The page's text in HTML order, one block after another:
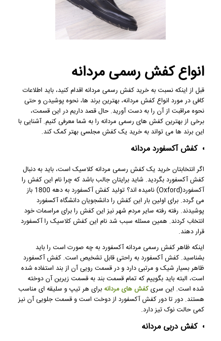
انواع کفش رسمی مردانه
قبل از اینکه نسبت به خرید کفش رسمی مردانه اقدام کنید، باید اطلاعات
کافی در مورد انواع کفش مردانه، بهترین برند ها، نحوه پوشیدن و حتی
نحوه مراقبت از آن را به دست آورید. حال قصد داریم در این قسمت،
برخی از بهترین کفش های رسمی مردانه را به شما معرفی کنیم. آشنایی با
این برند ها می تواند به خرید یک کفش مجلسی بهتر کمک کند.
کفش آکسفورد مردانه
اگر انتخابتان خرید یک کفش رسمی مردانه کلاسیک است، باید به دنبال
کفش آکسفورد بگردید. شاید برایتان جالب باشد که چرا نام این کفش را
آکسفورد(Oxford) نامیده اند؟ تولید کفش آکسفورد به دهه 1800 باز
می گردد. برای اولین بار این کفش را دانشجویان دانشگاه آکسفورد
پوشیدند. رفته رفته سایر مردم شهر نیز این کفش را برای مراسمات خود
انتخاب کردند. همین مسئله سبب شد نام این کفش کلاسیک را آکسفورد
قرار دهند.
اینکه ظاهر کفش رسمی مردانه آکسفورد به چه صورت است را باید
بشناسید. کفش آکسفورد به راحتی قابل تشخیص است. کفش آکسفورد
ظاهر بسیار شیک و مرتبی دارد و در قسمت رویی آن از بند استفاده شده
است، البته باید بگوییم که تمام قسمت بند به قسمت زیرین آن دوخته
شده است. این سریکفش های مردانهبرای هر تیپ و سلیقه ای مناسب
هستند. دور تا دور کفش آکسفورد از دوخت است و قسمت جلویی آن نیز
کمی حالت نوک تیز دارد.
کفش دربی مردانه